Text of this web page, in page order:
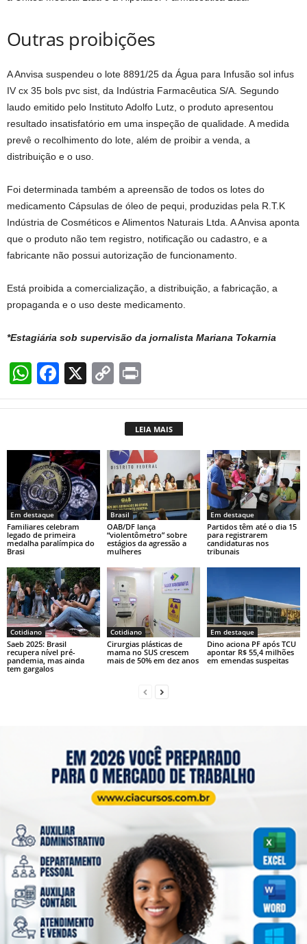
Outras proibições
A Anvisa suspendeu o lote 8891/25 da Água para Infusão sol infus
IV cx 35 bols pvc sist, da Indústria Farmacêutica S/A. Segundo
laudo emitido pelo Instituto Adolfo Lutz, o produto apresentou
resultado insatisfatório em uma inspeção de qualidade. A medida
prevê o recolhimento do lote, além de proibir a venda, a
distribuição e o uso.
Foi determinada também a apreensão de todos os lotes do
medicamento Cápsulas de óleo de pequi, produzidas pela R.T.K
Indústria de Cosméticos e Alimentos Naturais Ltda. A Anvisa aponta
que o produto não tem registro, notificação ou cadastro, e a
fabricante não possui autorização de funcionamento.
Está proibida a comercialização, a distribuição, a fabricação, a
propaganda e o uso deste medicamento.
*Estagiária sob supervisão da jornalista Mariana Tokarnia
W
h
at
A
p
p
F
a
c
b
o
o
k
X
C
o
p
Li
n
k
in
t
LEIA MAIS
Em destaque
Familiares celebram
legado de primeira
medalha paralímpica do
Brasi
Brasil
OAB/DF lança
“violentômetro” sobre
estágios da agressão a
mulheres
Em destaque
Partidos têm até o dia 15
para registrarem
candidaturas nos
tribunais
Cotidiano
Saeb 2025: Brasil
recupera nível pré-
pandemia, mas ainda
tem gargalos
Cotidiano
Cirurgias plásticas de
mama no SUS crescem
mais de 50% em dez anos
Em destaque
Dino aciona PF após TCU
apontar R$ 55,4 milhões
em emendas suspeitas